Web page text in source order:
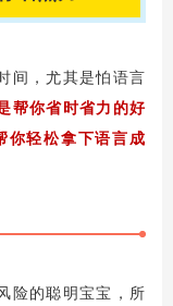
间，尤其是怕语言
帮你省时省力的好
你轻松拿下语言成
险的聪明宝宝，所